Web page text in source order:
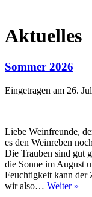
Aktuelles
Sommer 2026
Eingetragen am 26.
Liebe Weinfreunde,
es den Weinreben
Die Trauben sind gut
die Sonne im August
Feuchtigkeit kann der
wir also… Weiter »